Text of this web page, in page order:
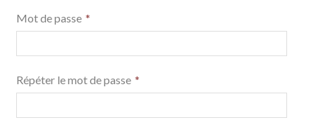
Mot de passe
Répéter le mot de passe